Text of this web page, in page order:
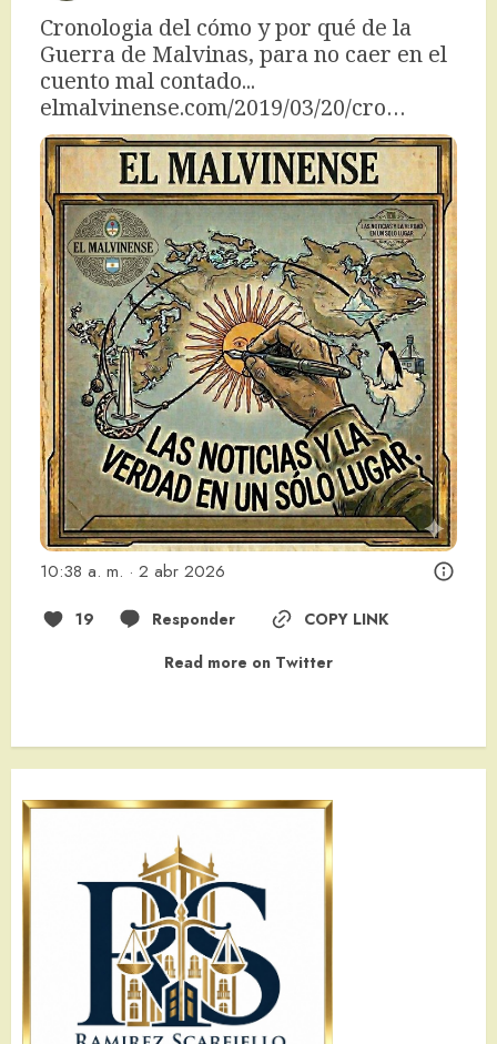
Cronologia del cómo y por qué de la
Guerra de Malvinas, para no caer en el
elmalvinense.com/2019/03/20/cro…
10:38 a. m. · 2 abr 2026
19 Responder
COPY LINK
Read more on Twitter